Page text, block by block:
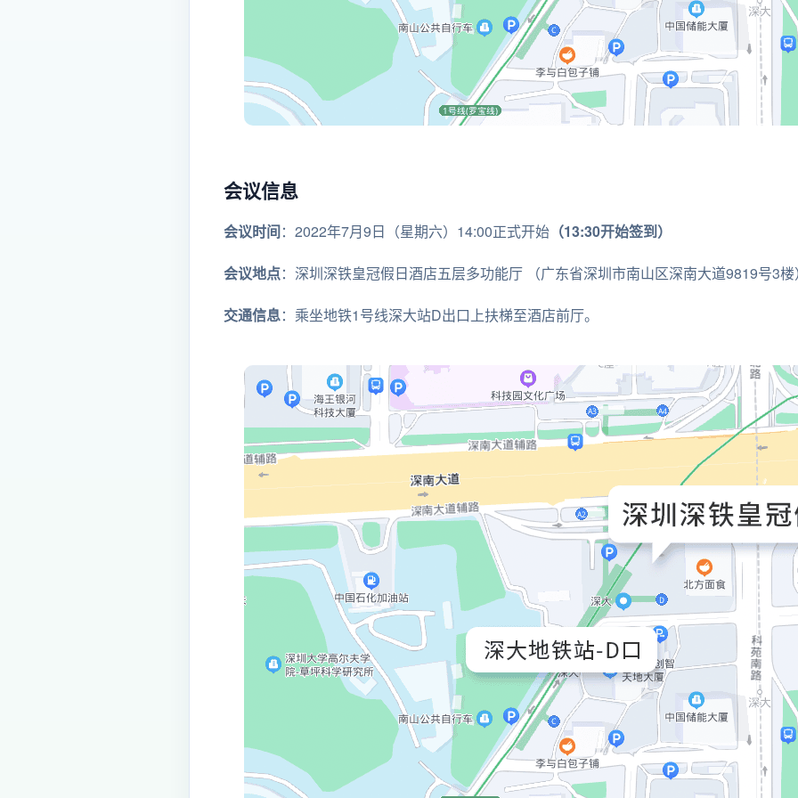
会议信息
会议时间：2022年7月9日（星期六）14:00正式开始 （13:30开始签到）
会议地点：深圳深铁皇冠假日酒店五层多功能厅 （广东省深圳市南山区深南大道9819号3
交通信息：乘坐地铁1号线深大站D出口上扶梯至酒店前厅。